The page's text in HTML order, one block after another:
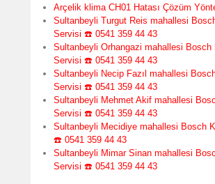
Arçelik klima CH01 Hatası Çözüm
Sultanbeyli Turgut Reis mahallesi
Servisi ☎️ 0541 359 44 43
Sultanbeyli Orhangazi mahallesi Bosch
Servisi ☎️ 0541 359 44 43
Sultanbeyli Necip Fazıl mahallesi
Servisi ☎️ 0541 359 44 43
Sultanbeyli Mehmet Akif mahallesi
Servisi ☎️ 0541 359 44 43
Sultanbeyli Mecidiye mahallesi Bosch
☎️ 0541 359 44 43
Sultanbeyli Mimar Sinan mahallesi
Servisi ☎️ 0541 359 44 43